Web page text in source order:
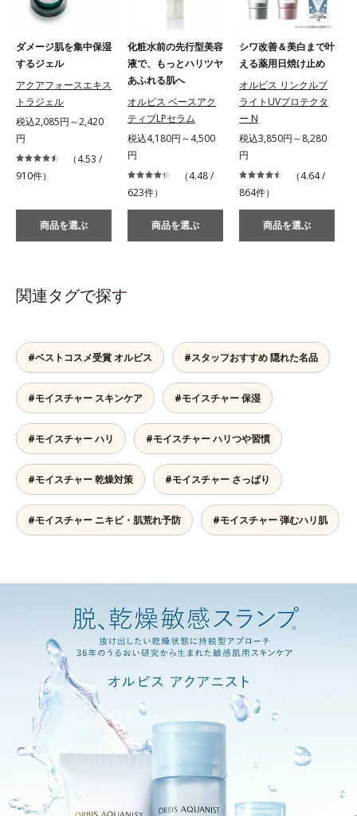
ダメージ肌を集中保湿
するジェル
アクアフォースエキス
トラジェル
税込2,085円～2,420
円
（4.53 /
910件）
商品を選ぶ
化粧水前の先行型美容
液で、もっとハリツヤ
あふれる肌へ
オルビス ベースアク
ティブLPセラム
税込4,180円～4,500
円
（4.48 /
623件）
商品を選ぶ
シワ改善＆美白まで叶
える薬用日焼け止め
オルビス リンクルブ
ライトUVプロテクタ
ー N
税込3,850円～8,280
円
（4.64 /
864件）
商品を選ぶ
関連タグで探す
#ベストコスメ受賞 オルビス #スタッフおすすめ 隠れた名品
#モイスチャー スキンケア #モイスチャー 保湿
#モイスチャー ハリ #モイスチャー ハリつや習慣
#モイスチャー 乾燥対策 #モイスチャー さっぱり
#モイスチャー ニキビ・肌荒れ予防 #モイスチャー 弾むハリ肌